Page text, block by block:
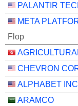
META
Flop
CHEVRON
ALPHABET
ARAMCO